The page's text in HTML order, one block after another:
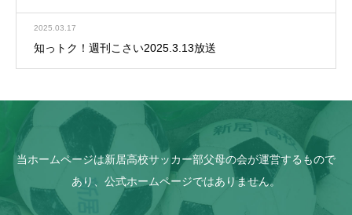
2025.03.17
知っトク！週刊こさい2025.3.13放送
当ホームページは新居高校サッカー部父母の会が運営するもので
あり、公式ホームページではありません。